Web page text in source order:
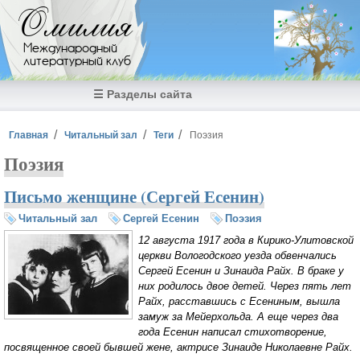
Перейти к основному содержанию
Омилия
Международный
литературный клуб
☰ Разделы сайта
Вы здесь
Главная Читальный зал Теги Поэзия
Поэзия
Письмо женщине (Сергей Есенин)
Читальный зал Сергей Есенин
Поэзия
12 августа 1917 года в Кирико-Улитовской
церкви Вологодского уезда обвенчались
Сергей Есенин и Зинаида Райх. В браке у
них родилось двое детей. Через пять лет
Райх, расставшись с Есениным, вышла
замуж за Мейерхольда. А еще через два
года Есенин написал стихотворение,
посвященное своей бывшей жене, актрисе Зинаиде Николаевне Райх.